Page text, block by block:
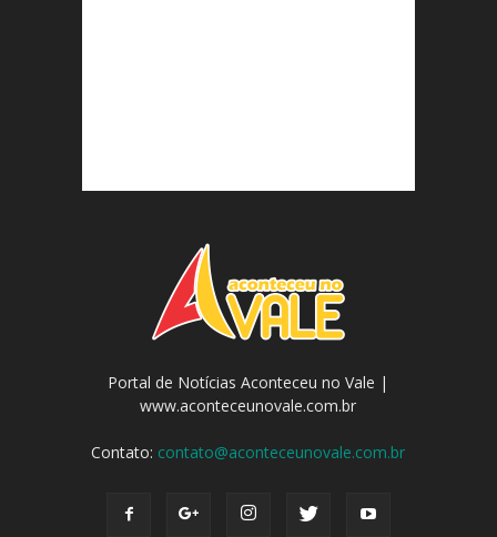
Portal de Notícias Aconteceu no Vale |
www.aconteceunovale.com.br
Contato: contato@aconteceunovale.com.br